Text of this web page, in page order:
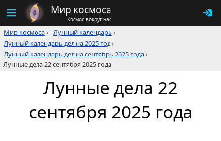
Мир космоса
Космос вокруг нас
Мир космоса› Лунный календарь ›
Лунный календарь дел на 2025 год›
Лунный календарь дел на сентябрь 2025 года›
Лунные дела 22 сентября 2025 года
Лунные дела 22
сентября 2025 года